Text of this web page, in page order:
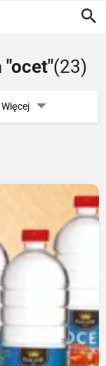
"ocet"(23)
Więcej